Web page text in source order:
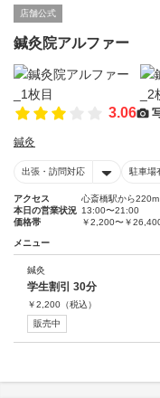
店舗公式
鍼灸院アルファー
3.06
鍼灸
出張・訪問対応 駐車場
アクセス
心斎橋駅から220m
本日の営業状況 13:00〜21:00
価格帯
￥2,200〜￥
メニュー
鍼灸
学生割引 30分
￥2,200 （税込）
販売中